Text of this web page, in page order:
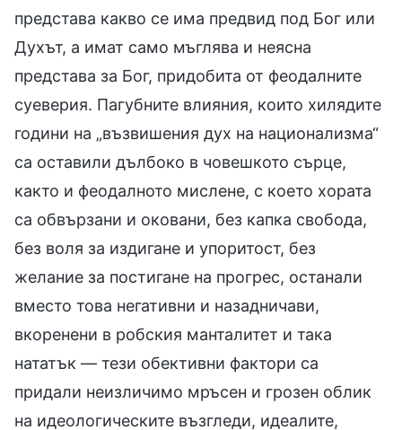
представа какво се има предвид под Бог или
Духът, а имат само мъглява и неясна
представа за Бог, придобита от феодалните
суеверия. Пагубните влияния, които хилядите
години на „възвишения дух на национализма“
са оставили дълбоко в човешкото сърце,
както и феодалното мислене, с което хората
са обвързани и оковани, без капка свобода,
без воля за издигане и упоритост, без
желание за постигане на прогрес, останали
вместо това негативни и назадничави,
вкоренени в робския манталитет и така
нататък — тези обективни фактори са
придали неизличимо мръсен и грозен облик
на идеологическите възгледи, идеалите,